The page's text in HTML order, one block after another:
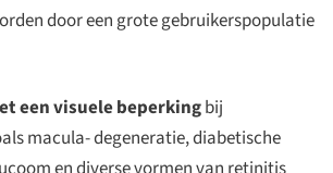
door een grote gebruikerspopulatie
een visuele beperkingbij
macula- degeneratie, diabetische